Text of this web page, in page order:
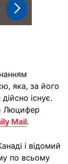
яка, за його
існує.
Люцифер
Mail.
і відомий
по всьому